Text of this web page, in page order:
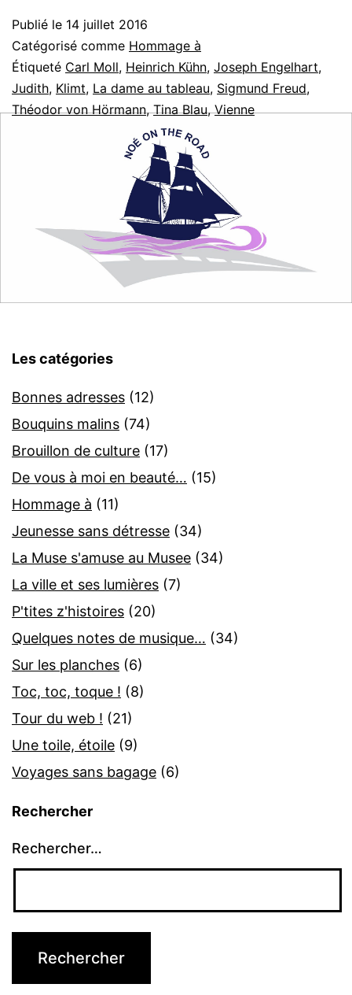
Publié le 14 juillet 2016
Catégorisé comme Hommage à
Étiqueté Carl Moll, Heinrich Kühn, Joseph Engelhart,
Judith, Klimt, La dame au tableau, Sigmund Freud,
Théodor von Hörmann,Tina Blau,Vienne
Les catégories
Bonnes adresses (12)
Bouquins malins (74)
Brouillon de culture (17)
De vous à moi en beauté… (15)
Hommage à (11)
Jeunesse sans détresse (34)
La Muse s'amuse au Musee (34)
La ville et ses lumières (7)
P'tites z'histoires (20)
Quelques notes de musique… (34)
Sur les planches (6)
Toc, toc, toque ! (8)
Tour du web ! (21)
Une toile, étoile (9)
Voyages sans bagage (6)
Rechercher
Rechercher…